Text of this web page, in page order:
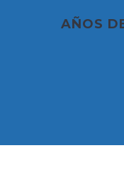
AÑOS